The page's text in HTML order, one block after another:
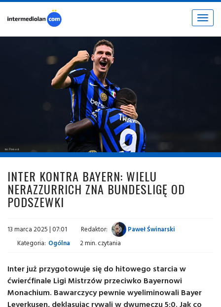
Toggle
fot. © inter.it
INTER KONTRA BAYERN: WIELU
NERAZZURRICH ZNA BUNDESLIGĘ OD
PODSZEWKI
13 marca 2025 | 07:01 Redaktor:
Paweł Świnarski
Kategoria: Ogólna 2 min. czytania
Inter już przygotowuje się do hitowego starcia w
ćwierćfinale Ligi Mistrzów przeciwko Bayernowi
Monachium. Bawarczycy pewnie wyeliminowali Bayer
Leverkusen, deklasując rywali w dwumeczu 5:0. Jak co